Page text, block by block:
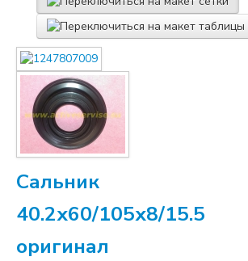
Сальник
40.2x60/105x8/15.5
оригинал